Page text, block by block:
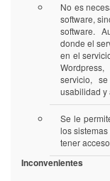
No es
software,
software.
donde el
en el
servicio,
usabilidad y
Se le
los
tener
Inconvenientes